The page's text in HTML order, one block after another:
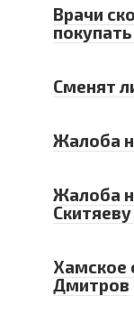
Врачи
Сменят
Жалоба
Жалоба
Хамское
Дмитров